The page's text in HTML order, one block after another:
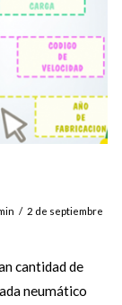
2 de septiembre
cantidad de
neumático